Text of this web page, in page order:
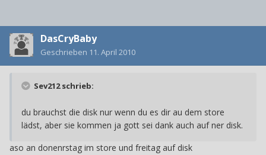
DasCryBaby
Geschrieben 11. April 2010
Sev212 schrieb:
du brauchst die disk nur wenn du es dir au dem store
lädst, aber sie kommen ja gott sei dank auch auf ner disk.
aso an donenrstag im store und freitag auf disk